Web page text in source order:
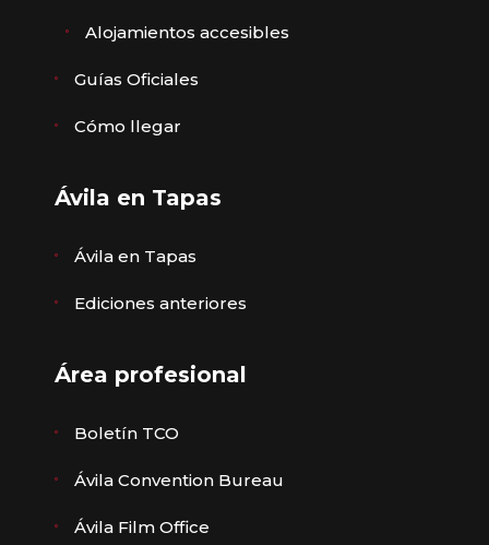
Alojamientos accesibles
Guías Oficiales
Cómo llegar
Ávila en Tapas
Ávila en Tapas
Ediciones anteriores
Área profesional
Boletín TCO
Ávila Convention Bureau
Ávila Film Office